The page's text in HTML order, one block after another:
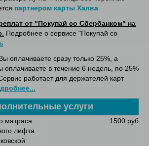
партнером карты Халва
от "Покупай со Сбербанком" на
Подробнее о сервисе "Покупай со
оплачиваете сразу только 25%, а
оплачиваете в течение 6 недель, по 25%
работает для держателей карт
услуги
матраса
лифта
1500 руб